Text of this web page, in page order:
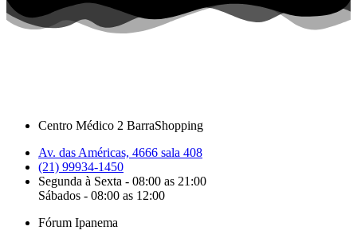
Centro Médico 2 BarraShopping
Av. das Américas, 4666 sala 408
(21) 99934-1450
Segunda à Sexta - 08:00 as 21:00
Sábados - 08:00 as 12:00
Fórum Ipanema